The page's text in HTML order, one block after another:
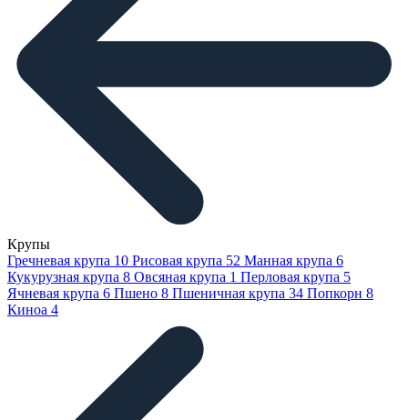
Крупы
Гречневая крупа 10 Рисовая крупа 52 Манная крупа 6
Кукурузная крупа 8 Овсяная крупа 1 Перловая крупа 5
Ячневая крупа 6 Пшено 8 Пшеничная крупа 34 Попкорн 8
Киноа 4